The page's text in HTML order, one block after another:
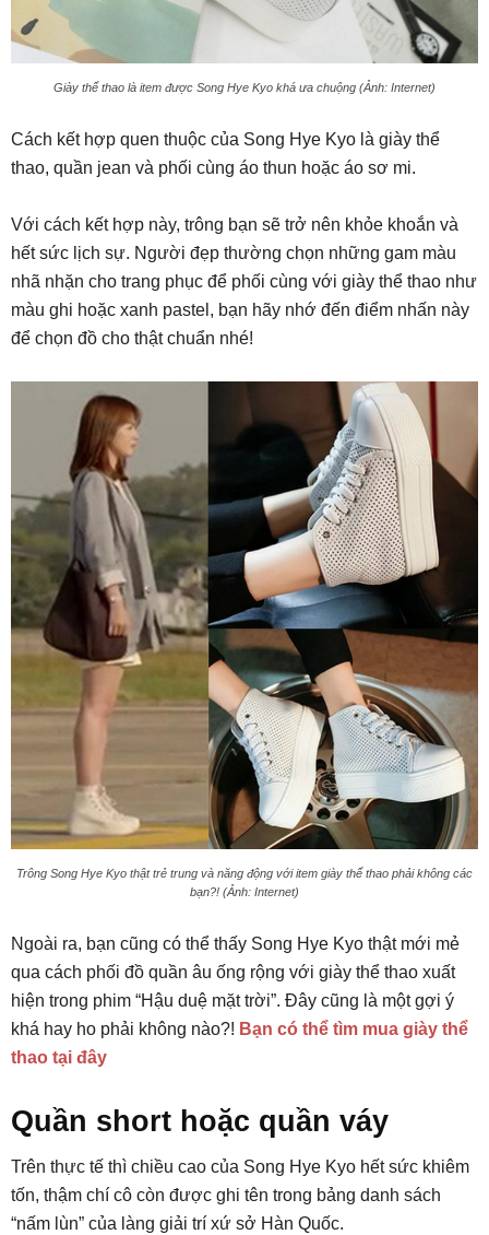
Giày thể thao là item được Song Hye Kyo khá ưa chuộng (Ảnh: Internet)
Cách kết hợp quen thuộc của Song Hye Kyo là giày thể
thao, quần jean và phối cùng áo thun hoặc áo sơ mi.
Với cách kết hợp này, trông bạn sẽ trở nên khỏe khoắn và
hết sức lịch sự. Người đẹp thường chọn những gam màu
nhã nhặn cho trang phục để phối cùng với giày thể thao như
màu ghi hoặc xanh pastel, bạn hãy nhớ đến điểm nhấn này
để chọn đồ cho thật chuẩn nhé!
Trông Song Hye Kyo thật trẻ trung và năng động với item giày thể thao phải không các
bạn?! (Ảnh: Internet)
Ngoài ra, bạn cũng có thể thấy Song Hye Kyo thật mới mẻ
qua cách phối đồ quần âu ống rộng với giày thể thao xuất
hiện trong phim “Hậu duệ mặt trời”. Đây cũng là một gợi ý
khá hay ho phải không nào?! Bạn có thể tìm mua giày thể
thao tại đây
Quần short hoặc quần váy
Trên thực tế thì chiều cao của Song Hye Kyo hết sức khiêm
tốn, thậm chí cô còn được ghi tên trong bảng danh sách
“nấm lùn” của làng giải trí xứ sở Hàn Quốc.